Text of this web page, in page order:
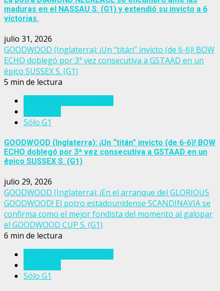
maduras en el NASSAU S. (G1) y extendió su invicto a 6
victorias.
julio 31, 2026
GOODWOOD (Inglaterra): ¡Un “titán” invicto (de 6-6)! BOW
ECHO doblegó por 3ª vez consecutiva a GSTAAD en un
épico SUSSEX S. (G1)
5 min de lectura
Sólo G1
GOODWOOD (Inglaterra): ¡Un “titán” invicto (de 6-6)! BOW
ECHO doblegó por 3ª vez consecutiva a GSTAAD en un
épico SUSSEX S. (G1)
julio 29, 2026
GOODWOOD (Inglaterra): ¡En el arranque del GLORIOUS
GOODWOOD! El potro estadounidense SCANDINAVIA se
confirma como el mejor fondista del momento al galopar
el GOODWOOD CUP S. (G1)
6 min de lectura
Sólo G1